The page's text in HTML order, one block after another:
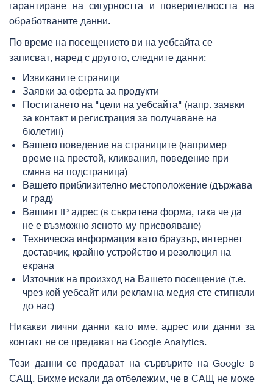
гарантиране на сигурността и поверителността на
обработваните данни.
По време на посещението ви на уебсайта се
записват, наред с другото, следните данни:
Извиканите страници
Заявки за оферта за продукти
Постигането на "цели на уебсайта" (напр. заявки
за контакт и регистрация за получаване на
бюлетин)
Вашето поведение на страниците (например
време на престой, кликвания, поведение при
смяна на подстраница)
Вашето приблизително местоположение (държава
и град)
Вашият IP адрес (в съкратена форма, така че да
не е възможно ясното му присвояване)
Техническа информация като браузър, интернет
доставчик, крайно устройство и резолюция на
екрана
Източник на произход на Вашето посещение (т.е.
чрез кой уебсайт или рекламна медия сте стигнали
до нас)
Никакви лични данни като име, адрес или данни за
контакт не се предават на Google Analytics.
Тези данни се предават на сървърите на Google в
САЩ. Бихме искали да отбележим, че в САЩ не може